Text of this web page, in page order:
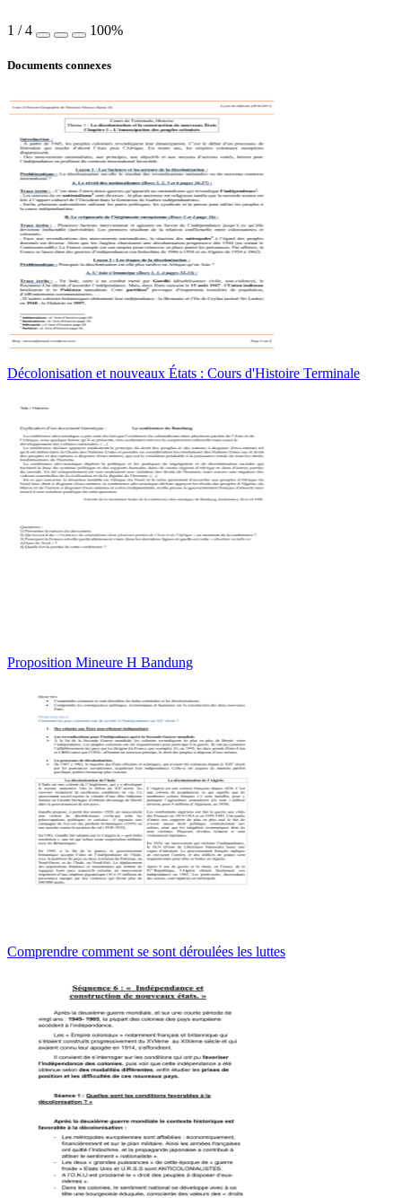
1 /4 100%
Documents connexes
Décolonisation et nouveaux États : Cours d'Histoire Terminale
Proposition Mineure H Bandung
Comprendre comment se sont déroulées les luttes